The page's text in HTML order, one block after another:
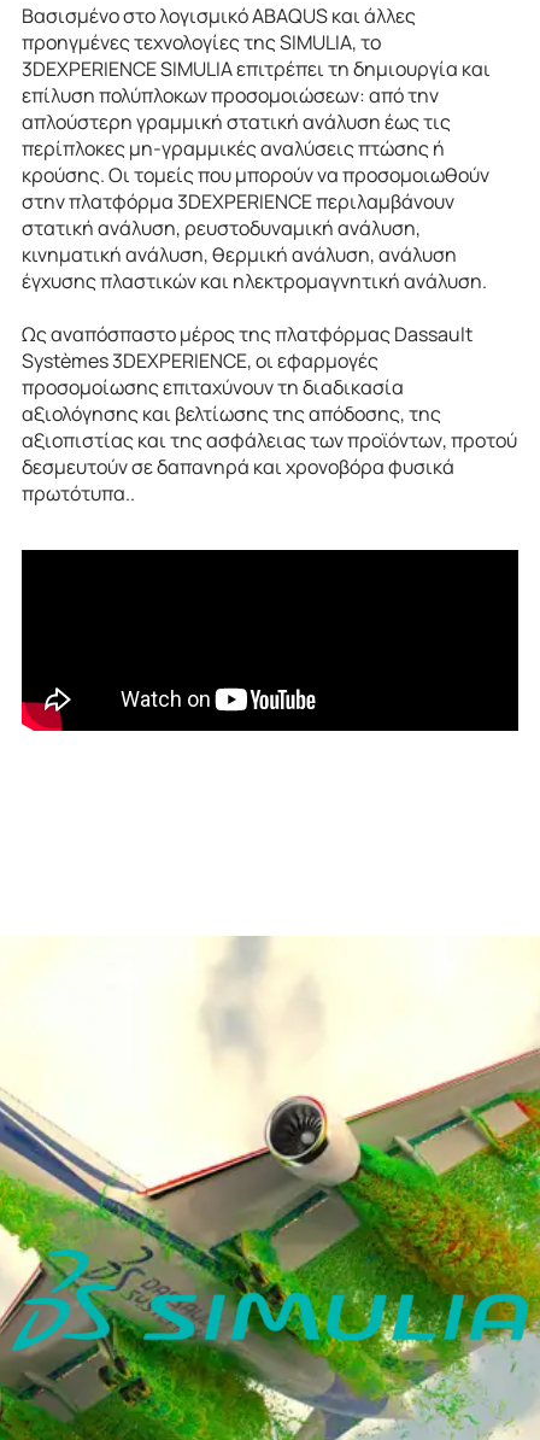
Βασισμένο στο λογισμικό ABAQUS και άλλες
προηγμένες τεχνολογίες της SIMULIA, το
3DEXPERIENCE SIMULIA επιτρέπει τη δημιουργία και
επίλυση πολύπλοκων προσομοιώσεων: από την
απλούστερη γραμμική στατική ανάλυση έως τις
περίπλοκες μη-γραμμικές αναλύσεις πτώσης ή
κρούσης. Οι τομείς που μπορούν να προσομοιωθούν
στην πλατφόρμα 3DEXPERIENCE περιλαμβάνουν
στατική ανάλυση, ρευστοδυναμική ανάλυση,
κινηματική ανάλυση, θερμική ανάλυση, ανάλυση
έγχυσης πλαστικών και ηλεκτρομαγνητική ανάλυση.
Ως αναπόσπαστο μέρος της πλατφόρμας Dassault
Systèmes 3DEXPERIENCE, οι εφαρμογές
προσομοίωσης επιταχύνουν τη διαδικασία
αξιολόγησης και βελτίωσης της απόδοσης, της
αξιοπιστίας και της ασφάλειας των προϊόντων, προτού
δεσμευτούν σε δαπανηρά και χρονοβόρα φυσικά
πρωτότυπα..